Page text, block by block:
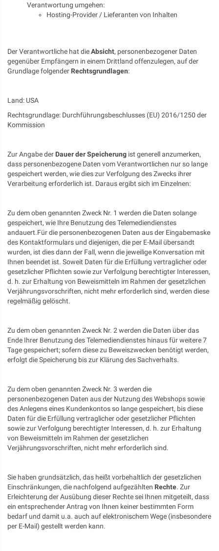
Verantwortung umgehen:
Hosting-Provider / Lieferanten von Inhalten
Der Verantwortliche hat dieAbsicht, personenbezogener Daten
gegenüber Empfängern in einem Drittland offenzulegen, auf der
Grundlage folgender Rechtsgrundlagen:
Land: USA
Rechtsgrundlage: Durchführungsbeschlusses (EU) 2016/1250 der
Kommission
Zur Angabe der Dauer der Speicherung ist generell anzumerken,
dass personenbezogene Daten vom Verantwortlichen nur so lange
gespeichert werden, wie dies zur Verfolgung des Zwecks ihrer
Verarbeitung erforderlich ist. Daraus ergibt sich im Einzelnen:
Zu dem oben genannten Zweck Nr. 1 werden die Daten solange
gespeichert, wie Ihre Benutzung des Telemediendienstes
andauert.Für die personenbezogenen Daten aus der Eingabemaske
des Kontaktformulars und diejenigen, die per E-Mail übersandt
wurden, ist dies dann der Fall, wenn die jeweilige Konversation mit
Ihnen beendet ist. Soweit Daten für die Erfüllung vertraglicher oder
gesetzlicher Pflichten sowie zur Verfolgung berechtigter Interessen,
d. h. zur Erhaltung von Beweismitteln im Rahmen der gesetzlichen
Verjährungsvorschriften, nicht mehr erforderlich sind, werden diese
regelmäßig gelöscht.
Zu dem oben genannten Zweck Nr. 2 werden die Daten über das
Ende Ihrer Benutzung des Telemediendienstes hinaus für weitere 7
Tage gespeichert; sofern diese zu Beweiszwecken benötigt werden,
erfolgt die Speicherung bis zur Klärung des Sachverhalts.
Zu dem oben genannten Zweck Nr. 3 werden die
personenbezogenen Daten aus der Nutzung des Webshops sowie
des Anlegens eines Kundenkontos so lange gespeichert, bis diese
Daten für die Erfüllung vertraglicher oder gesetzlicher Pflichten
sowie zur Verfolgung berechtigter Interessen, d. h. zur Erhaltung
von Beweismitteln im Rahmen der gesetzlichen
Verjährungsvorschriften, nicht mehr erforderlich sind.
Sie haben grundsätzlich, das heißt vorbehaltlich der gesetzlichen
Einschränkungen, die nachfolgend aufgezählten Rechte. Zur
Erleichterung der Ausübung dieser Rechte sei Ihnen mitgeteilt, dass
ein entsprechender Antrag von Ihnen keiner bestimmten Form
bedarf und damit u.a. auch auf elektronischem Wege (insbesondere
per E-Mail) gestellt werden kann.